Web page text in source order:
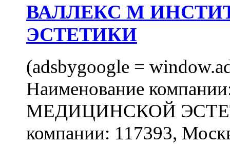
ВАЛЛЕКС М
ЭСТЕТИКИ
(adsbygoogle =
Наименование
МЕДИЦИНСКОЙ
компании: 117393,